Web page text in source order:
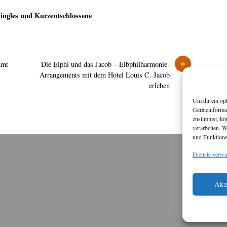
Um dir ein
zustimmst,
verarbeiten.
und
Dienste
und Kurzentschlossene
»
Die Elphi und das Jacob – Elbphilharmonie-
Arrangements mit dem Hotel Louis C. Jacob
erleben